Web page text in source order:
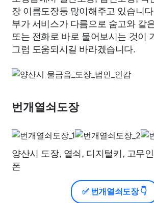
장 이름도장등 많이해주고 있습니
부가 서비스가 다름으로 숨고와 같
또는 전화로 바로 물어보시는 것이
그럼 도움되시길 바라겠습니다.
번개열쇠도장
양산시 도장, 열쇠, 디지털키, 고무
폰
✅ 번개열쇠도장 👇